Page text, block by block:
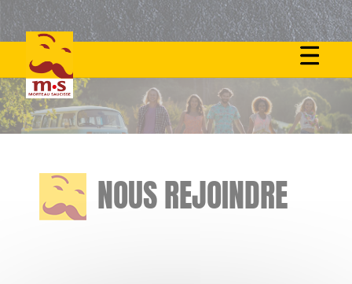
Skip
NOUS REJOINDRE